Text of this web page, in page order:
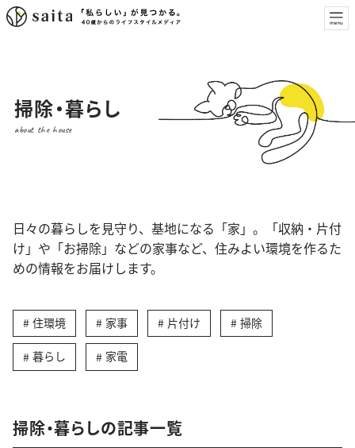
掃除・暮らし
about the house
日々の暮らしを見守り、基地になる「家」。「収納・片付
け」や「お掃除」などの家事など、住みよい環境を作るた
めの情報をお届けします。
住環境 家事 片付け 掃除
暮らし 家電
掃除・暮らしの記事一覧